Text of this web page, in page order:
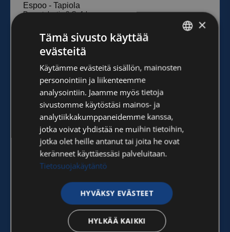
ENGLISH
×
Tämä sivusto käyttää
evästeitä
Käytämme evästeitä sisällön, mainosten
personointiin ja liikenteemme
analysointiin. Jaamme myös tietoja
sivustomme käytöstäsi mainos- ja
analytiikkakumppaneidemme kanssa,
jotka voivat yhdistää ne muihin tietoihin,
jotka olet heille antanut tai joita he ovat
keränneet käyttäessäsi palveluitaan.
Tietosuojakäytäntö
HYVÄKSY EVÄSTEET
HYLKÄÄ KAIKKI